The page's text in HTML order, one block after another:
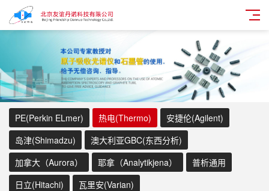
PE(Perkin ELmer) 热电(Thermo)
安捷伦(Agilent)
岛津(Shimadzu)
澳大利亚GBC(东西分析)
加拿大（Aurora）
耶拿（Analytikjena）
普析通用
日立(Hitachi)
瓦里安(Varian)